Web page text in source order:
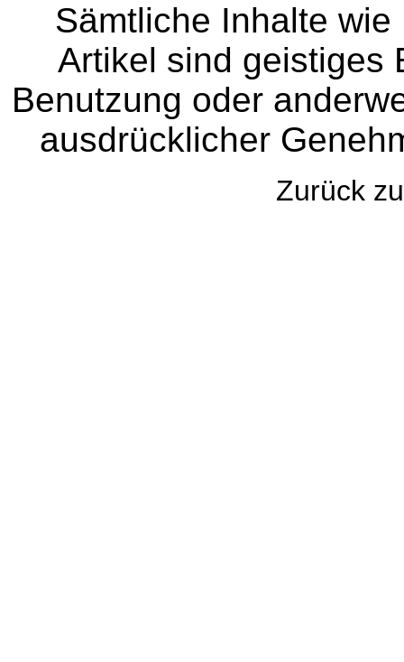
Sämtliche Inhalte
Artikel sind geistiges
Benutzung oder
ausdrücklicher
Zurück